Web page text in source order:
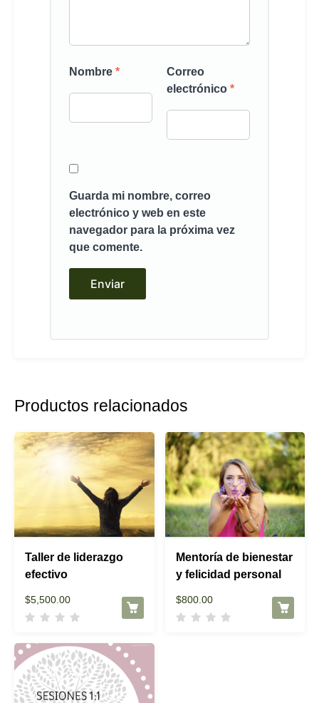
Nombre *
Correo
electrónico*
Guarda mi nombre, correo
electrónico y web en este
navegador para la próxima vez
que comente.
r
n
a
t
v
Productos relacionados
Taller de liderazgo
efectivo
$5,500.00
Mentoría de bienestar
y felicidad personal
$800.00